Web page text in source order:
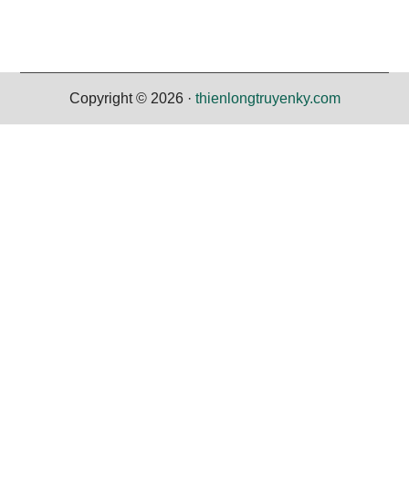
Copyright © 2026 · thienlongtruyenky.com